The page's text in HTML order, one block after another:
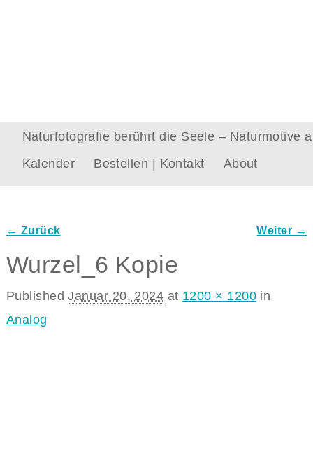
Naturfotografie berührt die Seele – Naturmotive
Kalender
Bestellen | Kontakt About
← Zurück Weiter →
Wurzel_6 Kopie
PublishedJanuar 20, 2024 at 1200 × 1200in
Analog